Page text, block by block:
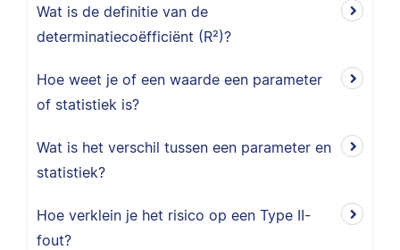
Wat is de definitie van de
determinatiecoëfficiënt (R²)?
Hoe weet je of een waarde een parameter
of statistiek is?
Wat is het verschil tussen een parameter en
statistiek?
Hoe verklein je het risico op een Type II-
fout?